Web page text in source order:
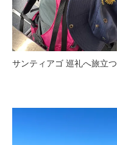
サンティアゴ 巡礼へ旅立つ